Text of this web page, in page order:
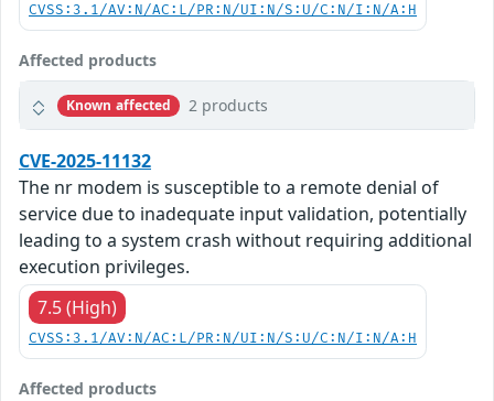
CVSS:3.1/AV:N/AC:L/PR:N/UI:N/S:U/C:N/I:N/A:H
Affected products
Known affected 2 products
CVE-2025-11132
The nr modem is susceptible to a remote denial of
service due to inadequate input validation, potentially
leading to a system crash without requiring additional
execution privileges.
7.5 (High)
CVSS:3.1/AV:N/AC:L/PR:N/UI:N/S:U/C:N/I:N/A:H
Affected products